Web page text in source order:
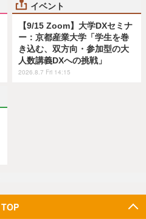
イベント
【9/15 Zoom】大学DXセミナ
ー：京都産業大学「学生を巻
き込む、双方向・参加型の大
人数講義DXへの挑戦」
2026.8.7 Fri 14:15
TOP